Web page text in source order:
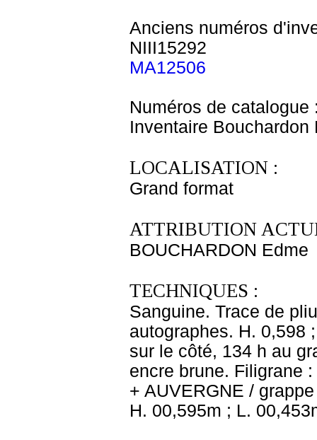
Anciens numéros
NIII15292
MA12506
Numéros de catalogue
Inventaire Bouchardon
LOCALISATION :
Grand format
ATTRIBUTION
BOUCHARDON Edme
TECHNIQUES :
Sanguine. Trace de
autographes. H. 0,598
sur le côté, 134 h au
encre brune. Filigrane
+ AUVERGNE /
H. 00,595m ; L.